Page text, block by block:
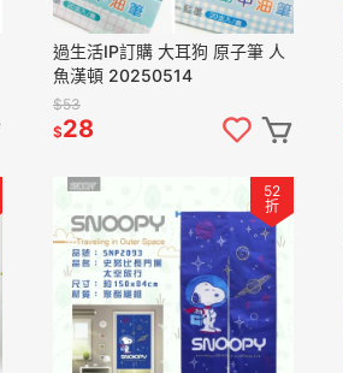
過生活IP訂購 大耳狗 原子筆 人
魚漢頓 20250514
$53
$28
52
折